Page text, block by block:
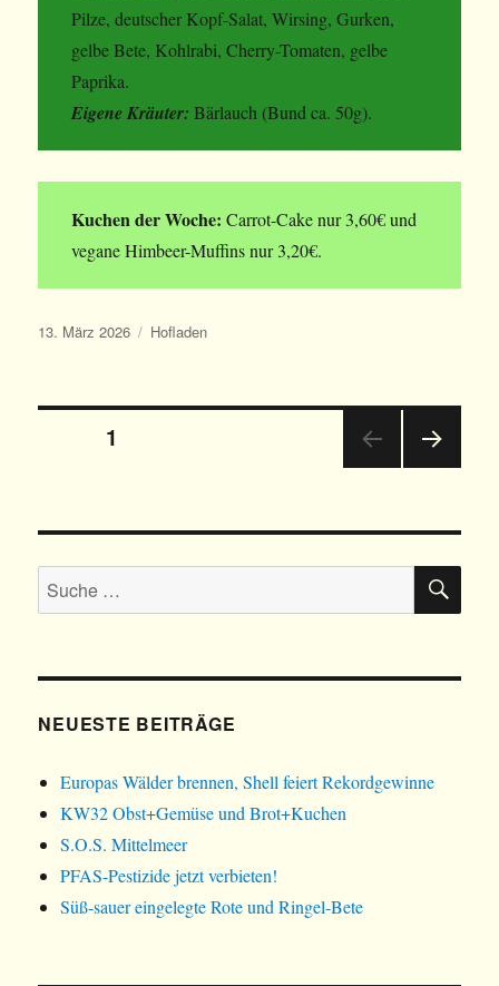
Pilze, deutscher Kopf-Salat, Wirsing, Gurken,
gelbe Bete, Kohlrabi, Cherry-Tomaten, gelbe
Paprika.
Eigene Kräuter: Bärlauch (Bund ca. 50g).
Kuchen der Woche: Carrot-Cake nur 3,60€ und
vegane Himbeer-Muffins nur 3,20€.
Veröffentlicht
13. März 2026 Kategorien
Hofladen
Beitrags-
1
E
Suche
nach:
NEUESTE BEITRÄGE
Europas Wälder brennen, Shell feiert Rekordgewinne
KW32 Obst+Gemüse und Brot+Kuchen
S.O.S. Mittelmeer
PFAS-Pestizide jetzt verbieten!
Süß-sauer eingelegte Rote und Ringel-Bete